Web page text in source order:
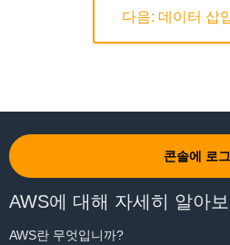
와 동일한 AWS 리소스에 액세스합니
AWS Management Console로 이
]을 선택합니다.
[이름] 상자에 DynamoDB Deep
하고 애플리케이션 종속성을 설치합니
1. AWS Cloud9 터미널에서 다음 명령
2. Boto 3를 설치하려면 AWS Cloud9
다음: 데이터 삽
콘솔에 로그
AWS에 대해 자세히 알아
AWS란 무엇입니까?